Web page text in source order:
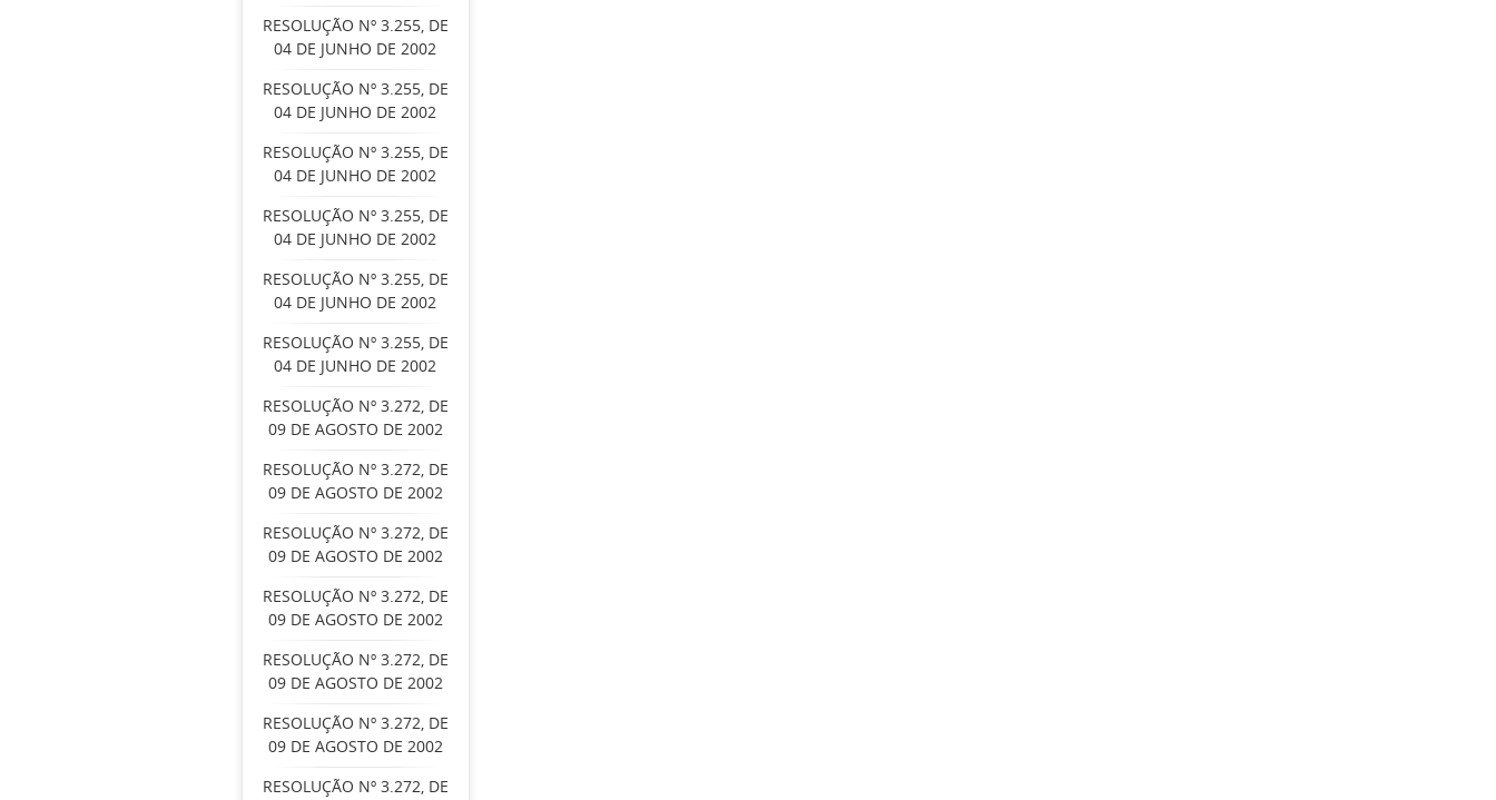
RESOLUÇÃO Nº 3.255, DE
04 DE JUNHO DE 2002
RESOLUÇÃO Nº 3.255, DE
04 DE JUNHO DE 2002
RESOLUÇÃO Nº 3.255, DE
04 DE JUNHO DE 2002
RESOLUÇÃO Nº 3.255, DE
04 DE JUNHO DE 2002
RESOLUÇÃO Nº 3.255, DE
04 DE JUNHO DE 2002
RESOLUÇÃO Nº 3.255, DE
04 DE JUNHO DE 2002
RESOLUÇÃO Nº 3.272, DE
09 DE AGOSTO DE 2002
RESOLUÇÃO Nº 3.272, DE
09 DE AGOSTO DE 2002
RESOLUÇÃO Nº 3.272, DE
09 DE AGOSTO DE 2002
RESOLUÇÃO Nº 3.272, DE
09 DE AGOSTO DE 2002
RESOLUÇÃO Nº 3.272, DE
09 DE AGOSTO DE 2002
RESOLUÇÃO Nº 3.272, DE
09 DE AGOSTO DE 2002
RESOLUÇÃO Nº 3.272, DE